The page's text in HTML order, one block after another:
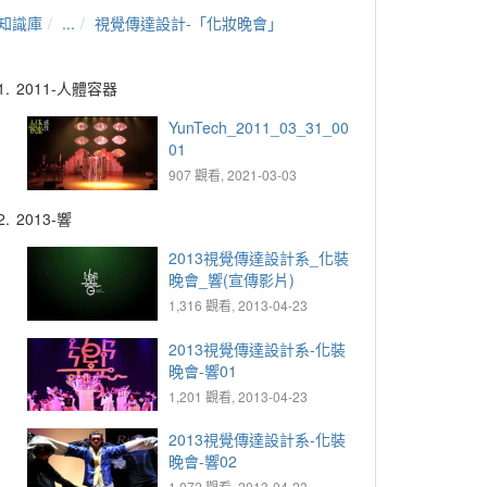
識庫 ... 視覺傳達設計-「化妝晚會」
2011-人體容器
YunTech_2011_03_31_00
01
907 觀看, 2021-03-03
2013-響
2013視覺傳達設計系_化裝
晚會_響(宣傳影片)
1,316 觀看, 2013-04-23
2013視覺傳達設計系-化裝
晚會-響01
1,201 觀看, 2013-04-23
2013視覺傳達設計系-化裝
晚會-響02